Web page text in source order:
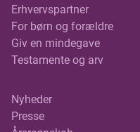
Erhvervspartner
For børn og forældre
Giv en mindegave
Testamente og arv
Nyheder
Presse